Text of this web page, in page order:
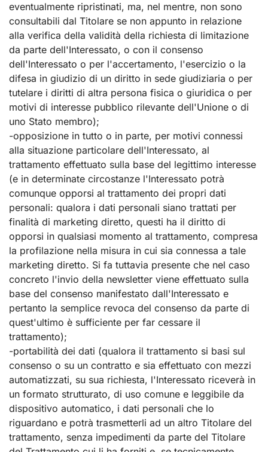
eventualmente ripristinati, ma, nel mentre, non sono
consultabili dal Titolare se non appunto in relazione
alla verifica della validità della richiesta di limitazione
da parte dell'Interessato, o con il consenso
dell'Interessato o per l'accertamento, l'esercizio o la
difesa in giudizio di un diritto in sede giudiziaria o per
tutelare i diritti di altra persona fisica o giuridica o per
motivi di interesse pubblico rilevante dell'Unione o di
uno Stato membro);
-opposizione in tutto o in parte, per motivi connessi
alla situazione particolare dell'Interessato, al
trattamento effettuato sulla base del legittimo interesse
(e in determinate circostanze l'Interessato potrà
comunque opporsi al trattamento dei propri dati
personali: qualora i dati personali siano trattati per
finalità di marketing diretto, questi ha il diritto di
opporsi in qualsiasi momento al trattamento, compresa
la profilazione nella misura in cui sia connessa a tale
marketing diretto. Si fa tuttavia presente che nel caso
concreto l'invio della newsletter viene effettuato sulla
base del consenso manifestato dall'Interessato e
pertanto la semplice revoca del consenso da parte di
quest'ultimo è sufficiente per far cessare il
trattamento);
-portabilità dei dati (qualora il trattamento si basi sul
consenso o su un contratto e sia effettuato con mezzi
automatizzati, su sua richiesta, l'Interessato riceverà in
un formato strutturato, di uso comune e leggibile da
dispositivo automatico, i dati personali che lo
riguardano e potrà trasmetterli ad un altro Titolare del
trattamento, senza impedimenti da parte del Titolare